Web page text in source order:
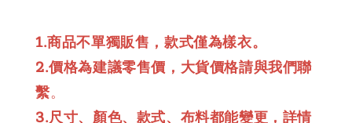
1.商品不單獨販售，款式僅為樣衣。
2.價格為建議零售價，大貨價格請與我們聯
繫。
3.尺寸、顏色、款式、布料都能變更，詳情